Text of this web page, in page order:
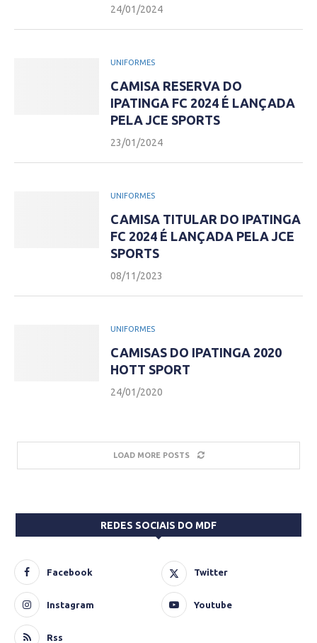
24/01/2024
UNIFORMES
CAMISA RESERVA DO
IPATINGA FC 2024 É LANÇADA
PELA JCE SPORTS
23/01/2024
UNIFORMES
CAMISA TITULAR DO IPATINGA
FC 2024 É LANÇADA PELA JCE
SPORTS
08/11/2023
UNIFORMES
CAMISAS DO IPATINGA 2020
HOTT SPORT
24/01/2020
LOAD MORE POSTS
REDES SOCIAIS DO MDF
Facebook Twitter
Instagram Youtube
Rss